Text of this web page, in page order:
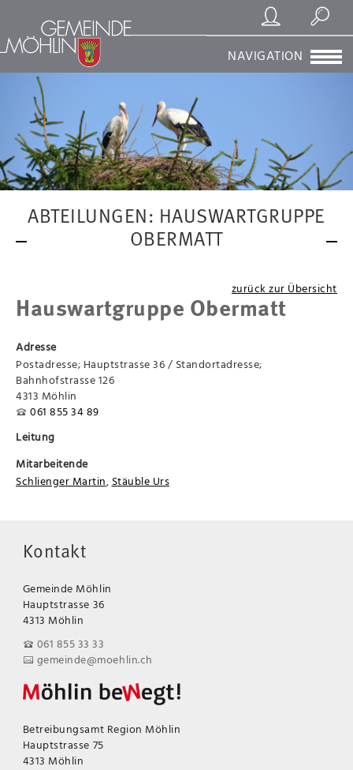
Registrierung/Login
Suchen
NAVIGATION
ABTEILUNGEN: HAUSWARTGRUPPE
OBERMATT
zurück zur Übersicht
Hauswartgruppe Obermatt
Adresse
Postadresse; Hauptstrasse 36 / Standortadresse;
Bahnhofstrasse 126
4313 Möhlin
061 855 34 89
Leitung
Mitarbeitende
Schlienger Martin, Stäuble Urs
Kontakt
Gemeinde Möhlin
Hauptstrasse 36
4313 Möhlin
061 855 33 33
gemeinde@moehlin.ch
Betreibungsamt Region Möhlin
Hauptstrasse 75
4313 Möhlin